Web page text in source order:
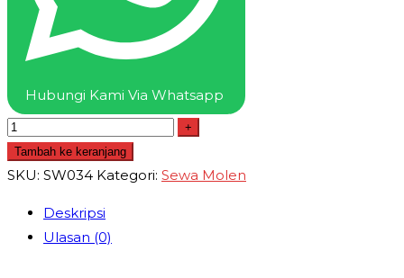
Hubungi Kami Via Whatsapp
+
Tambah ke keranjang
SKU: SW034 Kategori: Sewa Molen
Deskripsi
Ulasan (0)